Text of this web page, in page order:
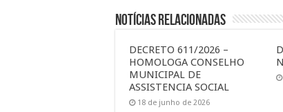
Notícias Relacionadas
DECRETO 611/2026 –
HOMOLOGA CONSELHO
MUNICIPAL DE
ASSISTENCIA SOCIAL
18 de junho de 2026